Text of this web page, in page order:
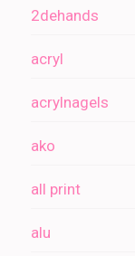
2dehands
acryl
acrylnagels
ako
all print
alu